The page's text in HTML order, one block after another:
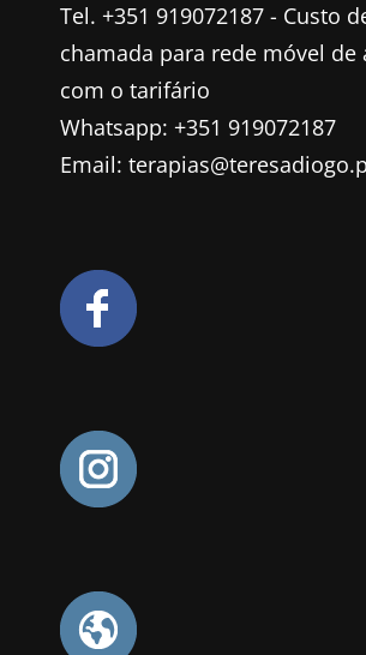
Tel. +351 919072187 - Custo
chamada para rede móvel de
com o tarifário
Whatsapp: +351 919072187
Email: